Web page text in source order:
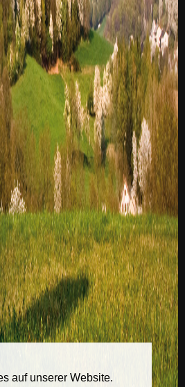
auf unserer Website.